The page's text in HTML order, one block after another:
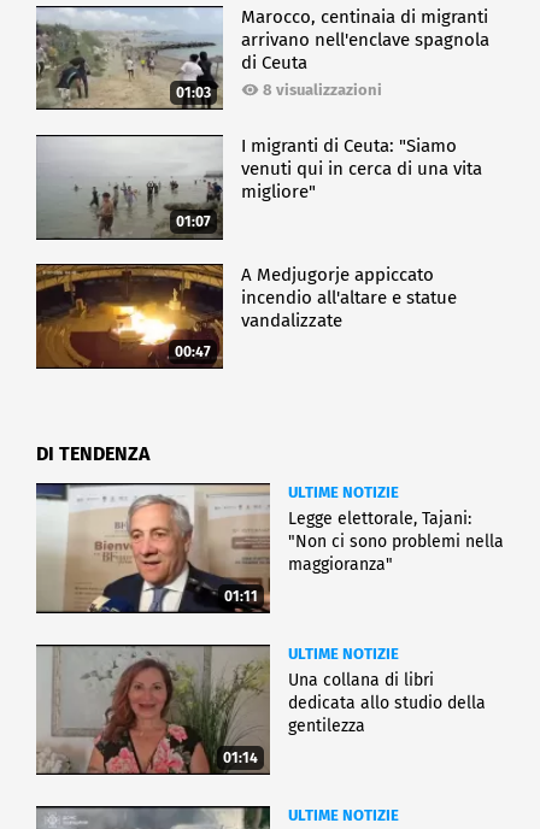
01:03
Marocco, centinaia di migranti
arrivano nell'enclave spagnola
di Ceuta
8 visualizzazioni
01:07
I migranti di Ceuta: "Siamo
venuti qui in cerca di una vita
migliore"
00:47
A Medjugorje appiccato
incendio all'altare e statue
vandalizzate
DI TENDENZA
01:11
ULTIME NOTIZIE
Legge elettorale, Tajani:
"Non ci sono problemi nella
maggioranza"
01:14
ULTIME NOTIZIE
Una collana di libri
dedicata allo studio della
gentilezza
ULTIME NOTIZIE